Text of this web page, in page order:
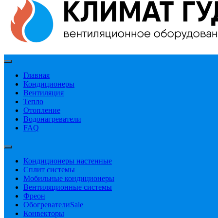
Главная
Кондиционеры
Вентиляция
Тепло
Отопление
Водонагреватели
FAQ
Кондиционеры настенные
Сплит системы
Мобильные кондиционеры
Вентиляционные системы
Фреон
ОбогревателиSale
Конвекторы